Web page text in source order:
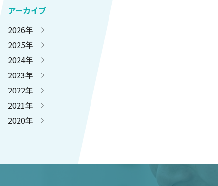
アーカイブ
2026年
2025年
2024年
2023年
2022年
2021年
2020年